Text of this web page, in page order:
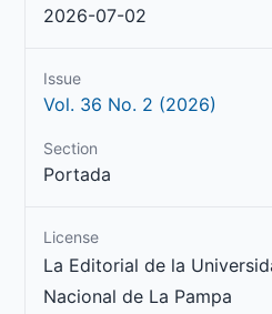
2026-07-02
Issue
Vol. 36 No. 2 (2026)
Section
Portada
License
La Editorial de la
Nacional de La Pampa